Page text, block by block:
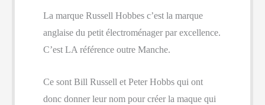
La marque Russell Hobbes c’est la marque
anglaise du petit électroménager par excellence.
C’est LA référence outre Manche.
Ce sont Bill Russell et Peter Hobbs qui ont
donc donner leur nom pour créer la maque qui